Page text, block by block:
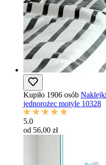
Kupiło 1906 osób
jednorożec motyle 10328
5.0
od 56,00 zł